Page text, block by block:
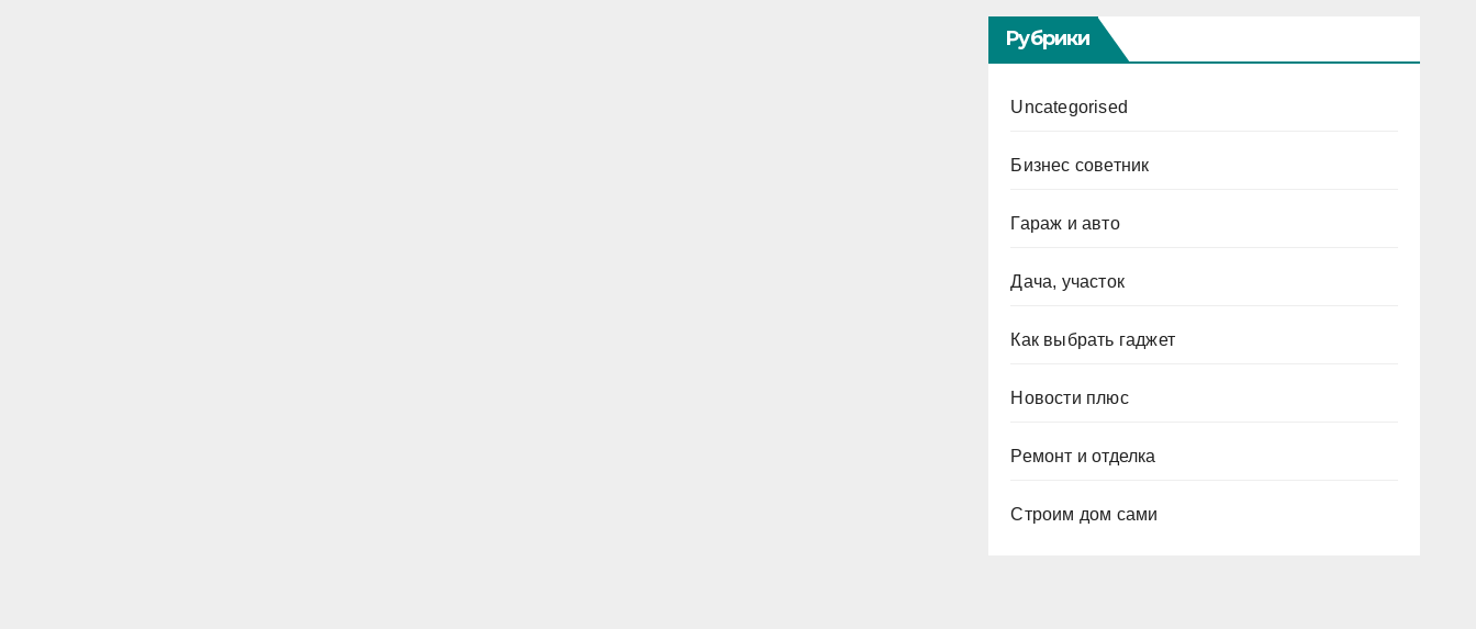
Рубрики
Uncategorised
Бизнес советник
Гараж и авто
Дача, участок
Как выбрать гаджет
Новости плюс
Ремонт и отделка
Строим дом сами